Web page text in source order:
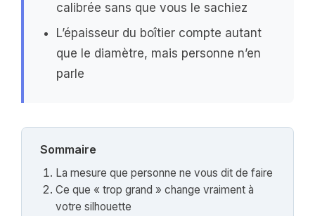
calibrée sans que vous le sachiez
L’épaisseur du boîtier compte autant
que le diamètre, mais personne n’en
parle
Sommaire
La mesure que personne ne vous dit de faire
Ce que « trop grand » change vraiment à
votre silhouette